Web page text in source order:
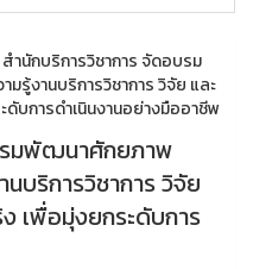
ำนักบริการวิชาการ จัดอบรม
รู้งานบริการวิชาการ วิจัย และ
บการดำเนินงานอย่างมืออาชีพ
รมพัฒนาศักยภาพ
บริการวิชาการ วิจัย
เพื่อมุ่งยกระดับการ